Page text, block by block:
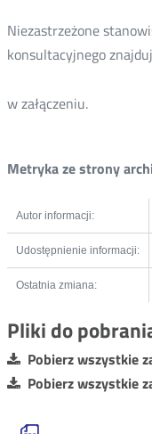
Niezastrzeżone
konsultacyjnego
w załączeniu.
Metryka ze strony
Autor informacji:
Udostępnienie informacji:
Ostatnia zmiana:
Pliki do
Pobierz wszystkie
Pobierz wszystkie